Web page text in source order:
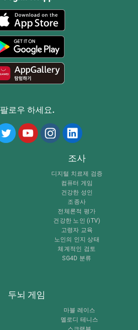
팔로우 하세요.
조사
디지털 치료제 검증
컴퓨터 게임
건강한 성인
조종사
전체론적 평가
건강한 노인 (iTV)
고령자 교육
노인의 인지 상태
체계적인 검토
SG4D 분류
두뇌 게임
마블 레이스
멜로디 테니스